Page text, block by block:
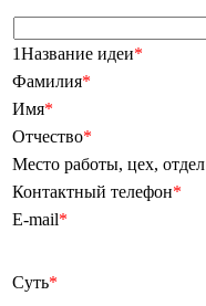
1Название идеи*
Фамилия*
Имя*
Отчество*
Место работы, цех, отдел
Контактный телефон*
E-mail*
Суть*